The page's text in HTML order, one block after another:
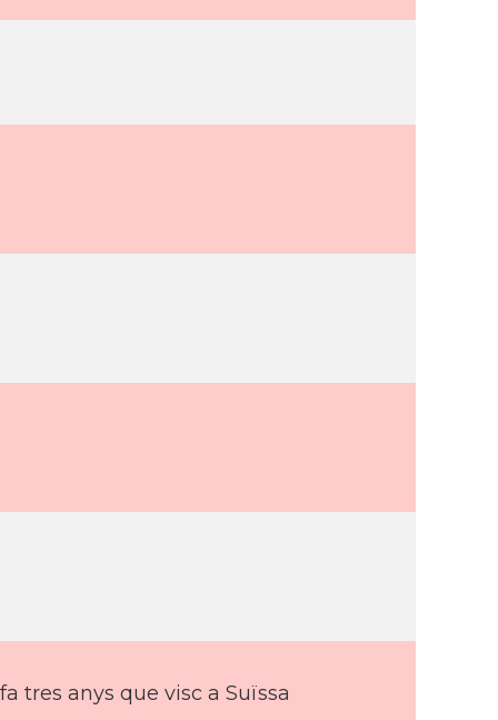
tres anys que visc a Suïssa